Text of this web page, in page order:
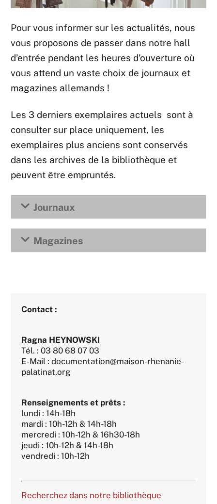
Pour vous informer sur les actualités, nous
vous proposons de passer dans notre hall
d’entrée pendant les heures d’ouverture où
vous attend un vaste choix de journaux et
magazines allemands !
Les 3 derniers exemplaires actuels sont à
consulter sur place uniquement, les
exemplaires plus anciens sont conservés
dans les archives de la bibliothèque et
peuvent être empruntés.
Journaux
Magazines
Contact :
Ragna HEYNOWSKI
Tél. : 03 80 68 07 03
E-Mail : documentation@maison-rhenanie-
palatinat.org
Renseignements et prêts :
lundi : 14h-18h
mardi : 10h-12h & 14h-18h
mercredi : 10h-12h & 16h30-18h
jeudi : 10h-12h & 14h-18h
vendredi : 10h-12h
Recherchez dans notre bibliothèque